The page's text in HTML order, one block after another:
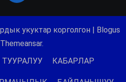
укуктар корголгон | Blogus
Themeansar.
КАБАРЛАР